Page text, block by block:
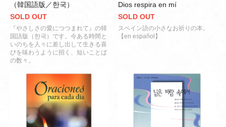
（韓国語版／한국）
SOLD OUT
『やさしさの愛につつまれて』の韓
国語版（한국）です。今ある時間と
いのちを人々に差し出して生きる喜
びを味わうように招く、短いことば
の数々。
Dios respira en mí
SOLD OUT
スペイン語の小さなお祈りの本。
【en español】